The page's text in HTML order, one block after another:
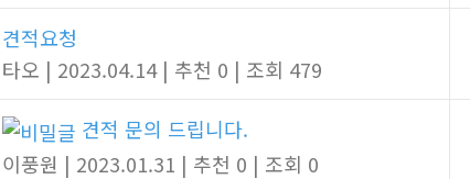
견적요청
타오 | 2023.04.14 | 추천 0 | 조회 479
견적 문의 드립니다.
이풍원 | 2023.01.31 | 추천 0 | 조회 0